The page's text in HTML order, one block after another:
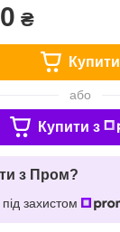
₴
Купити
або
Купити з
з Пром?
захистом